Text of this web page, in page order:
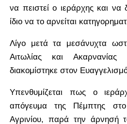
να πειστεί ο ιεράρχης και να
ίδιο να το αρνείται
Λίγο μετά τα μεσάνυχτα
Αιτωλίας και Ακαρνανίας
διακομίστηκε στον
Υπενθυμίζεται πως ο
απόγευμα της Πέμπτης στο
Αγρινίου, παρά την άρνησή